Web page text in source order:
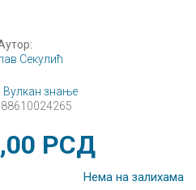
Секулић
Вулкан знање
РСД
Нема на залихама